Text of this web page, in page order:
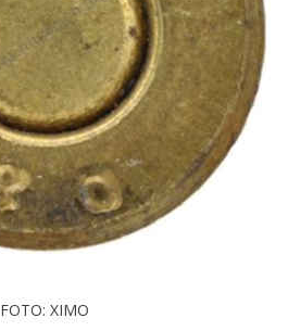
FOTO: XIMO